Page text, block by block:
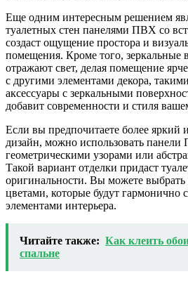
Еще одним интересным решением
туалетных стен панелями ПВХ со
создаст ощущение простора и
помещения. Кроме того, зеркальные
отражают свет, делая помещение
с другими элементами декора,
аксессуары с зеркальными
добавит современности и стиля
Если вы предпочитаете более яркий
дизайн, можно использовать
геометрическими узорами или
Такой вариант отделки придаст
оригинальности. Вы можете
цветами, которые будут гармонично
элементами интерьера.
Читайте также: Как клеить
спальне